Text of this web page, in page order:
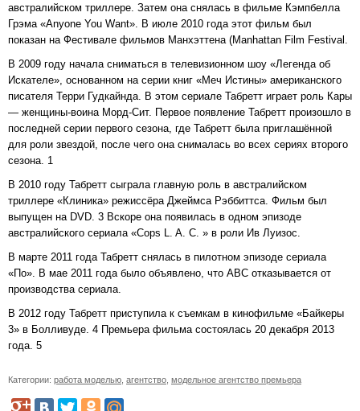
австралийском триллере. Затем она снялась в фильме Кэмпбелла
Грэма «Anyone You Want». В июле 2010 года этот фильм был
показан на Фестивале фильмов Манхэттена (Manhattan Film Festival.
В 2009 году начала сниматься в телевизионном шоу «Легенда об
Искателе», основанном на серии книг «Меч Истины» американского
писателя Терри Гудкайнда. В этом сериале Табретт играет роль Кары
— женщины-воина Морд-Сит. Первое появление Табретт произошло в
последней серии первого сезона, где Табретт была приглашённой
для роли звездой, после чего она снималась во всех сериях второго
сезона. 1
В 2010 году Табретт сыграла главную роль в австралийском
триллере «Клиника» режиссёра Джеймса Рэббиттса. Фильм был
выпущен на DVD. 3 Вскоре она появилась в одном эпизоде
австралийского сериала «Cops L. A. C. » в роли Ив Луизос.
В марте 2011 года Табретт снялась в пилотном эпизоде сериала
«По». В мае 2011 года было объявлено, что ABC отказывается от
производства сериала.
В 2012 году Табретт приступила к съемкам в кинофильме «Байкеры
3» в Болливуде. 4 Премьера фильма состоялась 20 декабря 2013
года. 5
Категории: работа моделью агентство модельное агентство премьера